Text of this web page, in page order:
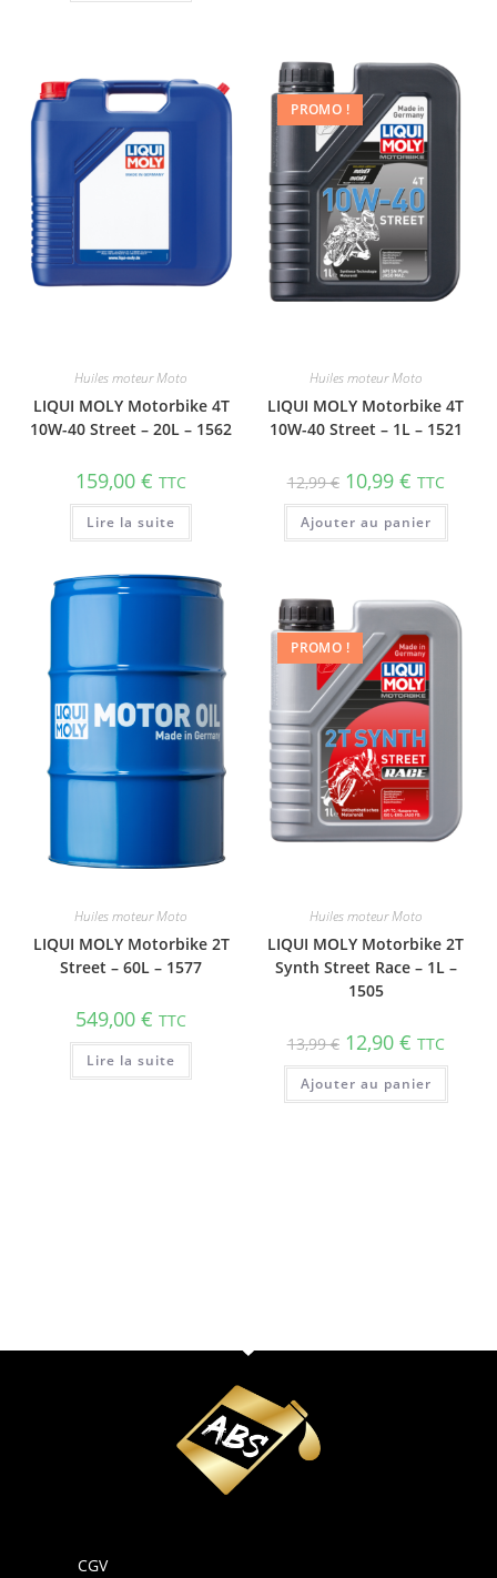
Huiles moteur Moto
LIQUI MOLY Motorbike 4T
10W-40 Street – 20L – 1562
159,00€ TTC
Lire la suite
PROMO !
Huiles moteur Moto
LIQUI MOLY Motorbike 4T
10W-40 Street – 1L – 1521
12,99€ 10,99 € TTC
Ajouter au panier
Huiles moteur Moto
LIQUI MOLY Motorbike 2T
Street – 60L – 1577
549,00€ TTC
Lire la suite
PROMO !
Huiles moteur Moto
LIQUI MOLY Motorbike 2T
Synth Street Race – 1L –
1505
13,99€ 12,90 € TTC
Ajouter au panier
CGV